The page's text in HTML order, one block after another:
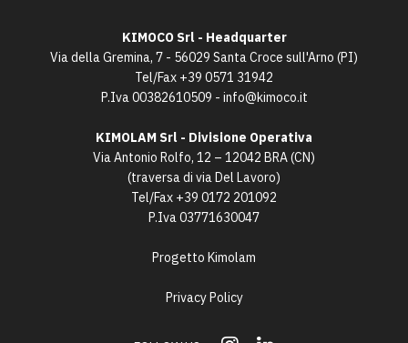
KIMOCO Srl - Headquarter
Via della Gremina, 7 - 56029 Santa Croce sull'Arno (PI)
Tel/Fax +39 0571 31942
P.Iva 00382610509 - info@kimoco.it
KIMOLAM Srl - Divisione Operativa
Via Antonio Rolfo, 12 – 12042 BRA (CN)
(traversa di via Del Lavoro)
Tel/Fax +39 0172 201092
P.Iva 03771630047
Progetto Kimolam
Privacy Policy